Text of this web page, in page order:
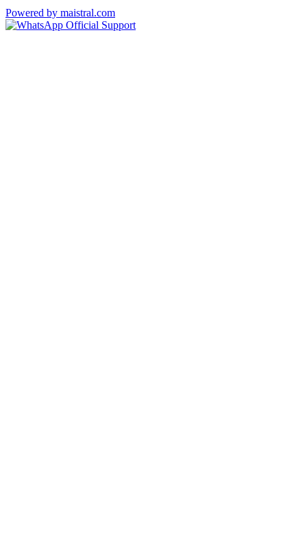
Powered by maistral.com